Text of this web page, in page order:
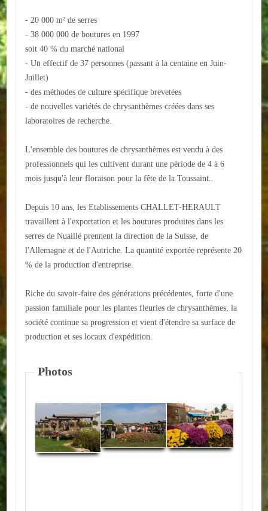
Arrêtes en cours
ACTUALITÉS
ECOLES
Ecole publique
Ecole privée
Sportives
Loisirs et animations
Capitale du chrysanthème
Nos entreprises
- 20 000 m² de serres
- 38 000 000 de boutures en 1997
soit 40 % du marché national
- Un effectif de 37 personnes (passant à la centaine en Juin-
Juillet)
- des méthodes de culture spécifique brevetées
- de nouvelles variétés de chrysanthèmes créées dans ses
laboratoires de recherche.
L'ensemble des boutures de chrysanthèmes est vendu à des
professionnels qui les cultivent durant une période de 4 à 6
mois jusqu'à leur floraison pour la fête de la Toussaint..
Depuis 10 ans, les Etablissements CHALLET-HERAULT
travaillent à l'exportation et les boutures produites dans les
serres de Nuaillé prennent la direction de la Suisse, de
l'Allemagne et de l'Autriche. La quantité exportée représente 20
% de la production d'entreprise.
Riche du savoir-faire des générations précédentes, forte d'une
passion familiale pour les plantes fleuries de chrysanthèmes, la
société continue sa progression et vient d'étendre sa surface de
production et ses locaux d'expédition.
Photos